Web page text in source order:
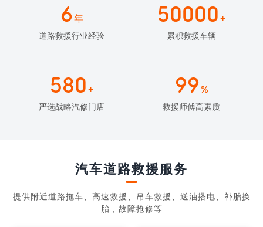
6年
道路救援行业经验
50000 +
累积救援车辆
580 +
严选战略汽修门店
99 %
救援师傅高素质
汽车道路救援服务
提供附近道路拖车、高速救援、吊车救援、送油搭电、补胎换
胎，故障抢修等